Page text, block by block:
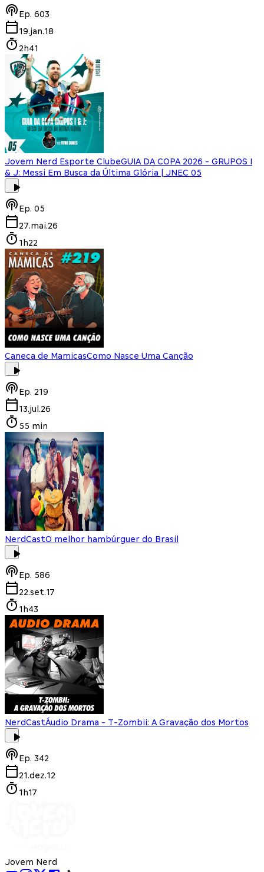
Ep. 603
19.jan.18
2h41
Jovem Nerd Esporte ClubeGUIA DA COPA 2026 - GRUPOS I
& J: Messi Em Busca da Última Glória | JNEC 05
Ep. 05
27.mai.26
1h22
Caneca de MamicasComo Nasce Uma Canção
Ep. 219
13.jul.26
55 min
NerdCastO melhor hambúrguer do Brasil
Ep. 586
22.set.17
1h43
NerdCastÁudio Drama - T-Zombii: A Gravação dos Mortos
Ep. 342
21.dez.12
1h17
Jovem Nerd